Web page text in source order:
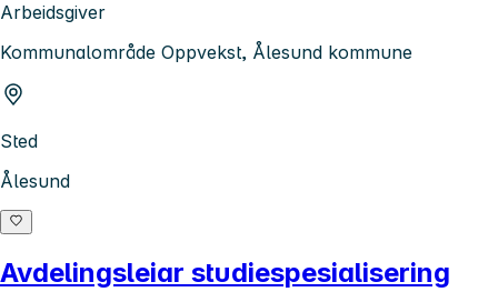
Arbeidsgiver
Kommunalområde Oppvekst, Ålesund kommune
Sted
Ålesund
Avdelingsleiar studiespesialisering